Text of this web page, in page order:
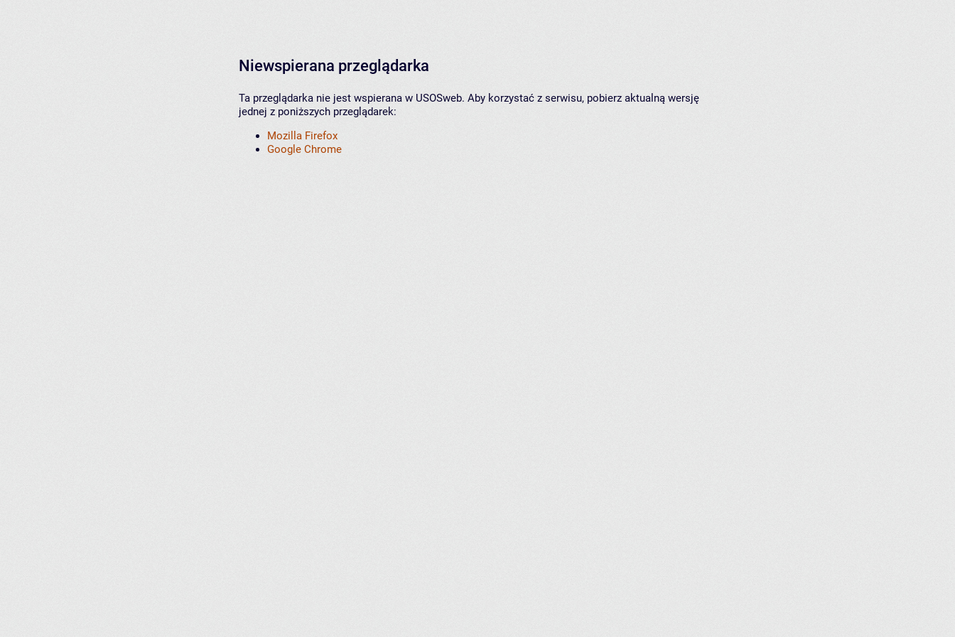
Niewspierana przeglądarka
Ta przeglądarka nie jest wspierana w USOSweb. Aby korzystać z serwisu, pobierz aktualną wersję
jednej z poniższych przeglądarek:
Mozilla Firefox
Google Chrome